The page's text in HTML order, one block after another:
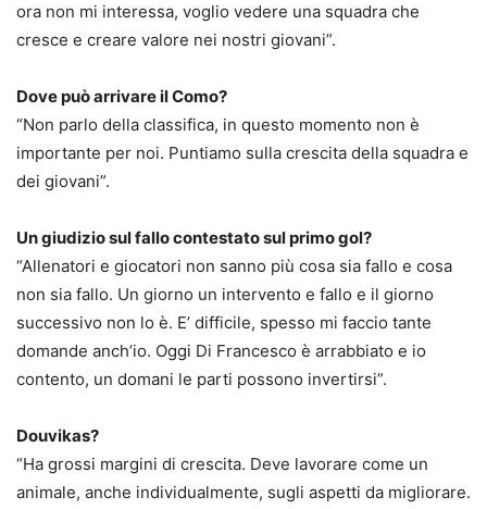
ora non mi interessa, voglio vedere una squadra che
cresce e creare valore nei nostri giovani”.
Dove può arrivare il Como?
“Non parlo della classifica, in questo momento non è
importante per noi. Puntiamo sulla crescita della squadra e
dei giovani”.
Un giudizio sul fallo contestato sul primo gol?
“Allenatori e giocatori non sanno più cosa sia fallo e cosa
non sia fallo. Un giorno un intervento e fallo e il giorno
successivo non lo è. E’ difficile, spesso mi faccio tante
domande anch’io. Oggi Di Francesco è arrabbiato e io
contento, un domani le parti possono invertirsi”.
Douvikas?
“Ha grossi margini di crescita. Deve lavorare come un
animale, anche individualmente, sugli aspetti da migliorare.